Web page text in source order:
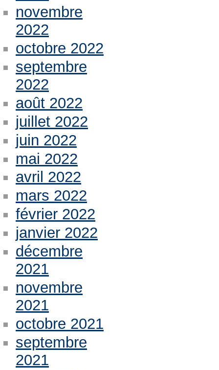
novembre
2022
octobre 2022
septembre
2022
août 2022
juillet 2022
juin 2022
mai 2022
avril 2022
mars 2022
février 2022
janvier 2022
décembre
2021
novembre
2021
octobre 2021
septembre
2021